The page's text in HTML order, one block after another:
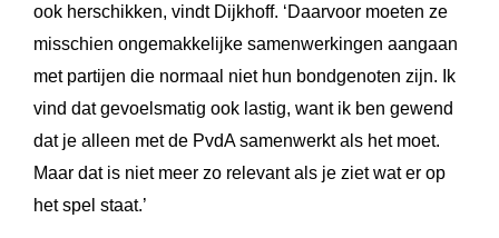
ook herschikken, vindt Dijkhoff. ‘Daarvoor moeten ze
misschien ongemakkelijke samenwerkingen aangaan
met partijen die normaal niet hun bondgenoten zijn. Ik
vind dat gevoelsmatig ook lastig, want ik ben gewend
dat je alleen met de PvdA samenwerkt als het moet.
Maar dat is niet meer zo relevant als je ziet wat er op
het spel staat.’